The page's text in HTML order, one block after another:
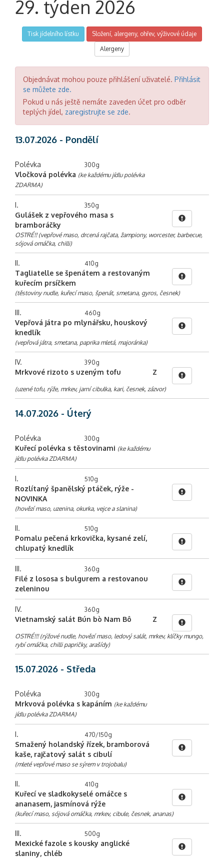
29. týden 2026
Tisk jídelního lístku
Složení, alergeny, ohřev, výživové údaje
Alergeny
Objednávat mohou pouze přihlášení uživatelé. Přihlásit
se můžete zde.
Pokud u nás ještě nemáte zaveden účet pro odběr
teplých jídel, zaregistrujte se zde.
13.07.2026 - Pondělí
Polévka 300g
Vločková polévka (ke každému jídlu polévka
ZDARMA)
I. 350g
Gulášek z vepřového masa s
bramboráčky
OSTRÉ!! (vepřové maso, drcená rajčata, žampiony, worcester, barbecue,
sójová omáčka, chilli)
II. 410g
Tagliatelle se špenátem a restovaným
kuřecím prsíčkem
(těstoviny nudle, kuřecí maso, špenát, smetana, gyros, česnek)
III. 460g
Vepřová játra po mlynářsku, houskový
knedlík
(vepřová játra, smetana, paprika mletá, majoránka)
IV. 390g
Mrkvové rizoto s uzeným tofu Z
(uzené tofu, rýže, mrkev, jarní cibulka, kari, česnek, zázvor)
14.07.2026 - Úterý
Polévka 300g
Kuřecí polévka s těstovinami (ke každému
jídlu polévka ZDARMA)
I. 510g
Rozlítaný španělský ptáček, rýže -
NOVINKA
(hovězí maso, uzenina, okurka, vejce a slanina)
II. 510g
Pomalu pečená krkovička, kysané zelí,
chlupatý knedlík
III. 360g
Filé z lososa s bulgurem a restovanou
zeleninou
IV. 360g
Vietnamský salát Bún bò Nam Bô Z
OSTRÉ!!! (rýžové nudle, hovězí maso, ledový salát, mrkev, klíčky mungo,
rybí omáčka, chilli papričky, arašídy)
15.07.2026 - Středa
Polévka 300g
Mrkvová polévka s kapáním (ke každému
jídlu polévka ZDARMA)
I. 470/150g
Smažený holandský řízek, bramborová
kaše, rajčatový salát s cibulí
(mleté vepřové maso se sýrem v trojobalu)
II. 410g
Kuřecí ve sladkokyselé omáčce s
ananasem, jasmínová rýže
(kuřecí maso, sójová omáčka, mrkev, cibule, česnek, ananas)
III. 500g
Mexické fazole s kousky anglické
slaniny, chléb